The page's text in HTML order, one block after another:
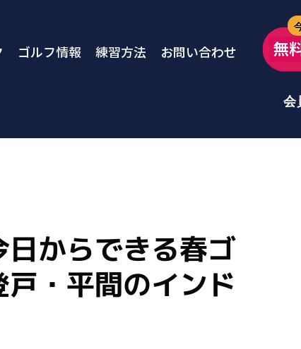
ゴルフ情報 練習方法 お問い合わせ
会
からできる春ゴ
・平間のインド